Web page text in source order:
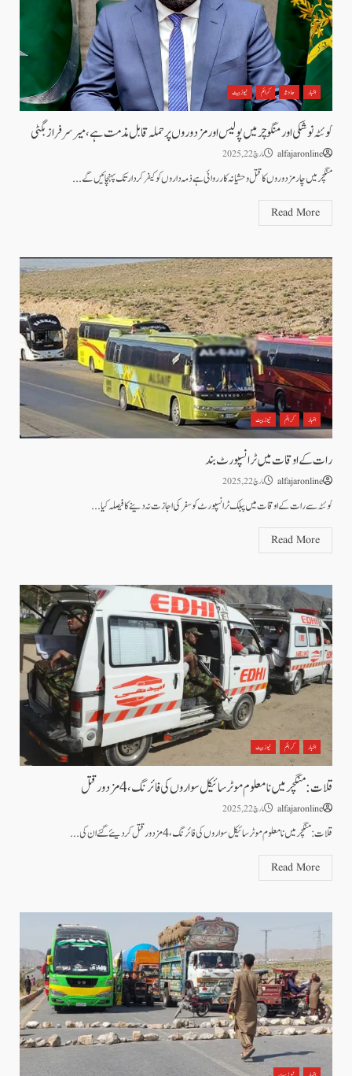
اخبار حادثہ کرائم نیوز بیٹ
کوئٹہ نوشکی اور منگوچر میں پولیس اور مزدوروں پر حملہ قابل مذمت ہے، میر سرفراز بگٹی
alfajaronline مارچ 22, 2025
منگچر میں چار مزدوروں کا قتل وحشیانہ کارروائی ہے ذمہ داروں کو کیفر کردار تک پہنچائیں گے...
Read More
اخبار کرائم نیوز بیٹ
رات کے اوقات میں ٹرانسپورٹ بند
alfajaronline مارچ 22, 2025
کوئٹہ سے رات کے اوقات میں پبلک ٹرانسپورٹ کو سفر کی اجازت نہ دینے کا فیصلہ کیا...
Read More
اخبار کرائم نیوز بیٹ
قلات : منگچر میں نامعلوم موٹرسائیکل سواروں کی فائرنگ، 4 مزدور قتل
alfajaronline مارچ 22, 2025
قلات : منگچر میں نامعلوم موٹرسائیکل سواروں کی فائرنگ، 4 مزدور قتل کر دیئے گئے ان کی...
Read More